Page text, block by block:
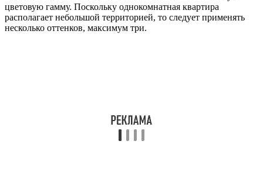
цветовую гамму. Поскольку однокомнатная квартира
располагает небольшой территорией, то следует применять
несколько оттенков, максимум три.